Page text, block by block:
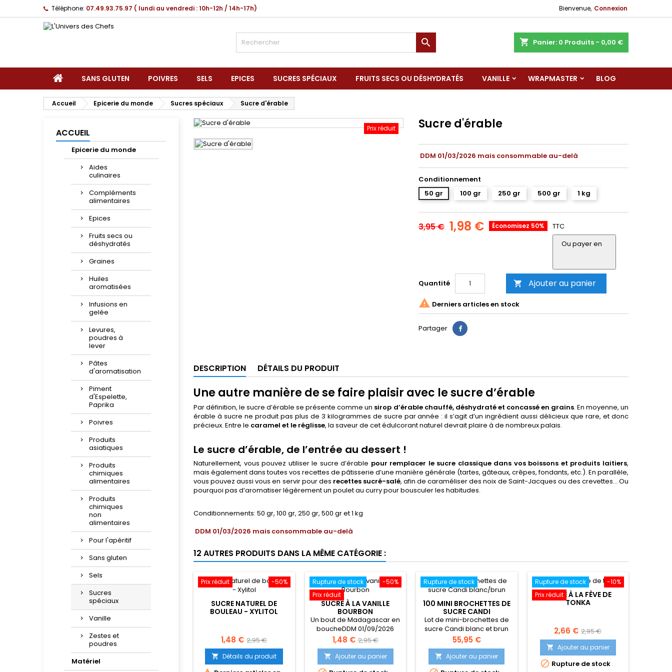
Téléphone: 07.49.93.75.97 ( lundi au vendredi : 10h-12h / 14h-17h) Bienvenue, Connexion
shopping_cart Panier: 0 Produits - 0,00 €

SANS GLUTEN POIVRES SELS EPICES SUCRES SPÉCIAUX FRUITS SECS OU DÉSHYDRATÉS VANILLE WRAPMASTER BLOG
Accueil Epicerie du monde Sucres spéciaux Sucre d'érable
ACCUEIL
Epicerie du monde
Aides
culinaires
Compléments
alimentaires
Epices
Fruits secs ou
déshydratés
Graines
Huiles
aromatisées
Infusions en
gelée
Levures,
poudres à
lever
Pâtes
d'aromatisation
Piment
d'Espelette,
Paprika
Poivres
Produits
asiatiques
Produits
chimiques
alimentaires
Produits
chimiques
non
alimentaires
Pour l'apéritif
Sans gluten
Sels
Sucres
spéciaux
Vanille
Zestes et
poudres
Matériel
Prix réduit Sucre d'érable
DDM 01/03/2026 mais consommable au-delà
Conditionnement
50 gr
100 gr 250 gr 500 gr 1 kg
3,95 € 1,98 € Économisez 50%
TTC
Ou payer en
Quantité  Ajouter au panier
 Derniers articles en stock
Partager
DESCRIPTION DÉTAILS DU PRODUIT
Une autre manière de se faire plaisir avec le sucre d’érable
Par définition, le sucre d’érable se présente comme un sirop d’érable chauffé, déshydraté et concassé en grains. En moyenne, un
érable à sucre ne produit pas plus de 3 kilogrammes de sucre par année : il s’agit d’un ingrédient aussi délicieux que rare, et donc
précieux. Entre le caramel et le réglisse, la saveur de cet édulcorant naturel devrait plaire à de nombreux palais.
Le sucre d’érable, de l’entrée au dessert !
Naturellement, vous pouvez utiliser le sucre d’érable pour remplacer le sucre classique dans vos boissons et produits laitiers,
mais également dans toutes vos recettes de pâtisserie d’une manière générale (tartes, gâteaux, crêpes, fondants, etc.). En parallèle,
vous pouvez aussi vous en servir pour des recettes sucré-salé, afin de caraméliser des noix de Saint-Jacques ou des crevettes… Ou
pourquoi pas d’aromatiser légèrement un poulet au curry pour bousculer les habitudes.
Conditionnements: 50 gr, 100 gr, 250 gr, 500 gr et 1 kg
DDM 01/03/2026 mais consommable au-delà
12 AUTRES PRODUITS DANS LA MÊME CATÉGORIE :
-50%
Prix réduit
SUCRE NATUREL DE
BOULEAU - XYLITOL
Prix
1,48 € Prix
de
base
2,95 €
 Détails du produit
-50%
Rupture de stock
Prix réduit
SUCRE À LA VANILLE
BOURBON
Un bout de Madagascar en
boucheDDM 01/09/2026
mais consommable au-
delà
Prix
1,48 € Prix
base
2,95 €
 Ajouter au panier
Rupture de stock
100 MINI BROCHETTES DE
SUCRE CANDI
BLANC/BRUN
Lot de mini-brochettes de
sucre Candi blanc et brun
Prix
55,95 €
 Ajouter au panier
-10%
Rupture de stock
Prix réduit
SUCRE À LA FÈVE DE
TONKA
Prix
2,66 € Prix
de
base
2,95 €
 Ajouter au panier
 Rupture de stock